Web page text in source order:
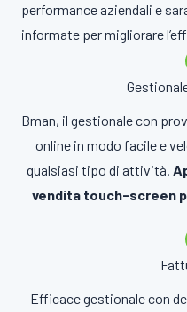
performance aziendali e
informate per migliorare
Bman, il gestionale con
online in modo facile e
qualsiasi tipo di attività.
vendita touch-screen
Efficace gestionale con